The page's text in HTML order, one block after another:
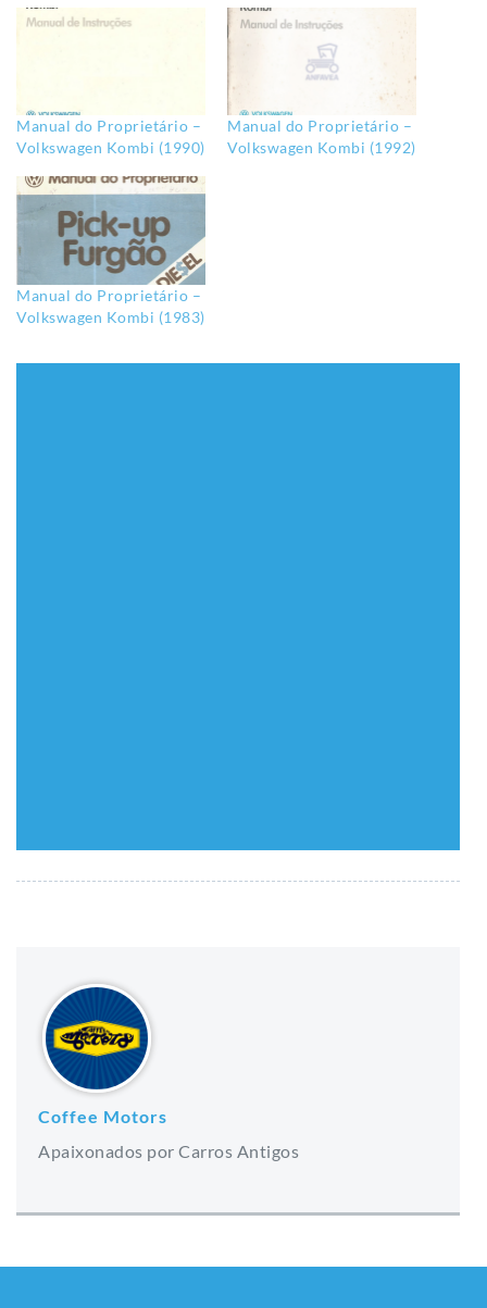
Manual do Proprietário –
Volkswagen Kombi (1990)
Manual do Proprietário –
Volkswagen Kombi (1992)
Manual do Proprietário –
Volkswagen Kombi (1983)
Coffee Motors
Apaixonados por Carros Antigos